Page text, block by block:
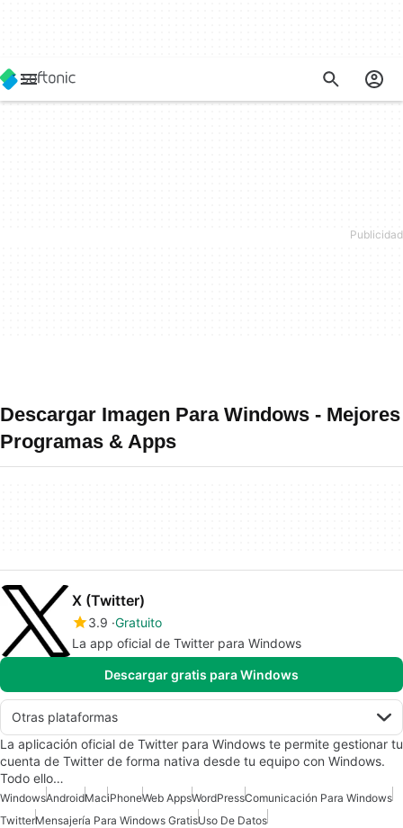
Descargar Imagen Para Windows - Mejores
Programas & Apps
X (Twitter)
3.9 Gratuito
La app oficial de Twitter para Windows
Descargar gratis para Windows
Otras plataformas
La aplicación oficial de Twitter para Windows te permite gestionar tu
cuenta de Twitter de forma nativa desde tu equipo con Windows.
Todo ello…
WindowsAndroidMaciPhoneWeb AppsWordPressComunicación Para Windows
TwitterMensajería Para Windows GratisUso De Datos